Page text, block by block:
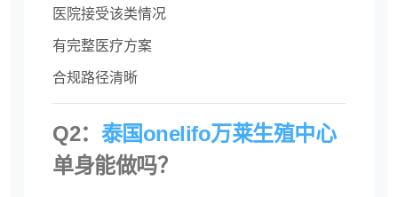
医院接受该类情况
有完整医疗方案
合规路径清晰
Q2： 泰国onelifo万莱生殖中心
单身能做吗？